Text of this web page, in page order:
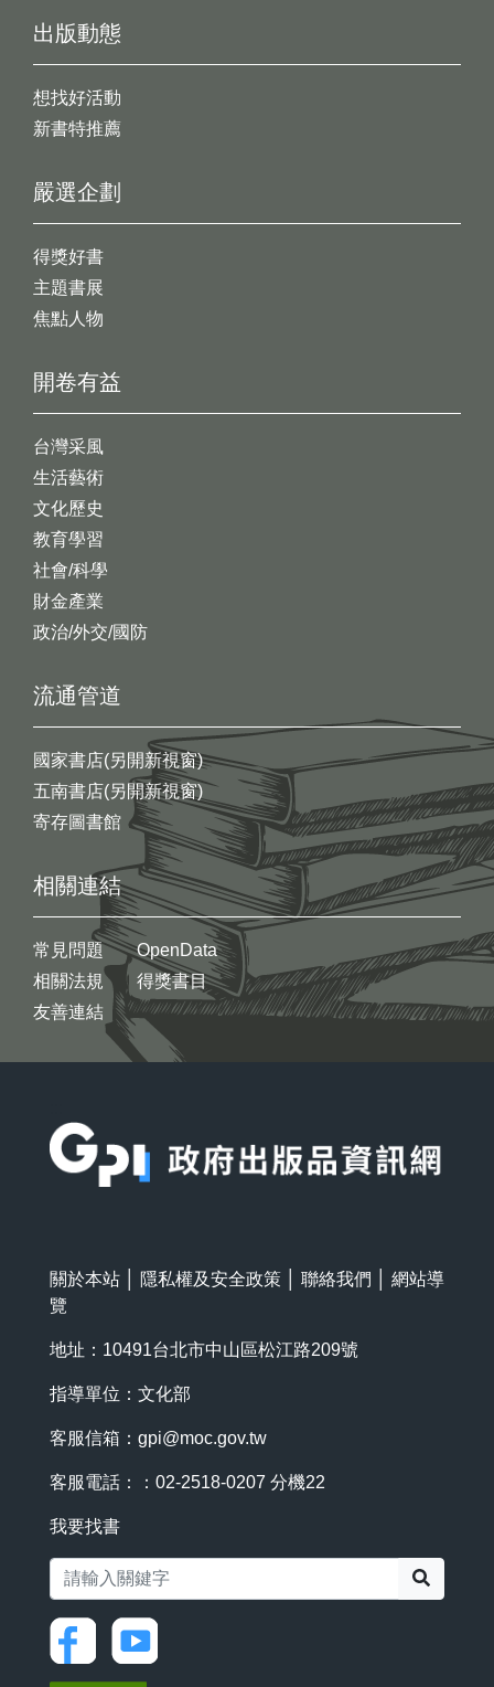
出版動態
想找好活動
新書特推薦
開卷有益
台灣采風
生活藝術
文化歷史
教育學習
社會/科學
財金產業
政治/外交/國防
嚴選企劃
得獎好書
主題書展
焦點人物
流通管道
國家書店(另開新視窗)
五南書店(另開新視窗)
寄存圖書館
相關連結
常見問題
相關法規
友善連結
OpenData
得獎書目
關於本站 隱私權及安全政策 聯絡我們
網站導
覽
地址：10491台北市中山區松江路209號
指導單位：文化部
客服信箱： gpi@moc.gov.tw
客服電話：：02-2518-0207 分機22
我要找書